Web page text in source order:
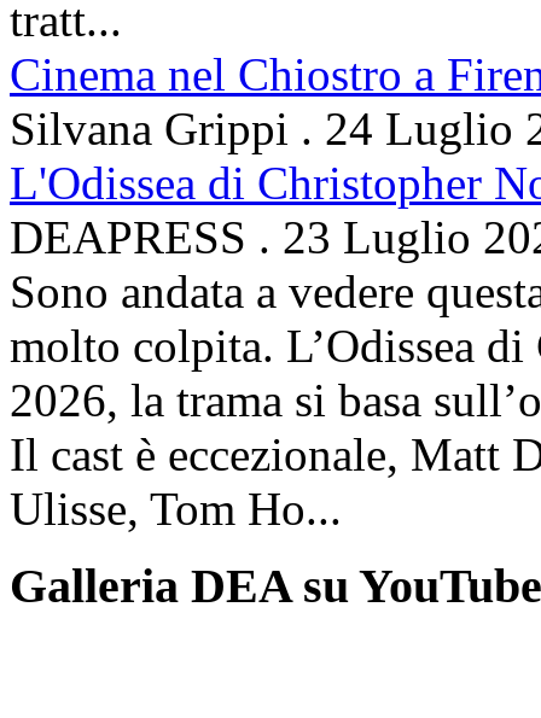
tratt...
Cinema nel Chiostro a
Silvana Grippi . 24 Luglio
L'Odissea di Christopher
DEAPRESS . 23 Luglio
Sono andata a vedere
molto colpita. L’Odissea
2026, la trama si basa
Il cast è eccezionale, Matt
Ulisse, Tom Ho...
Galleria DEA su YouTube